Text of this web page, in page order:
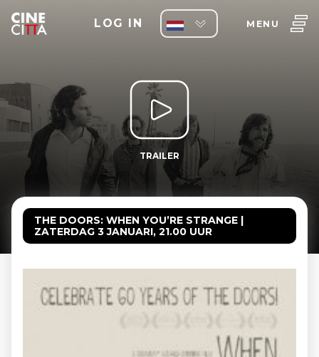
LOG IN MENU
TRAILER
THE DOORS: WHEN YOU’RE STRANGE |
ZATERDAG 3 JANUARI, 21.00 UUR